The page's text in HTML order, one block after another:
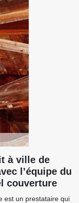
à ville de
l’équipe du
couverture
est un prestataire qui